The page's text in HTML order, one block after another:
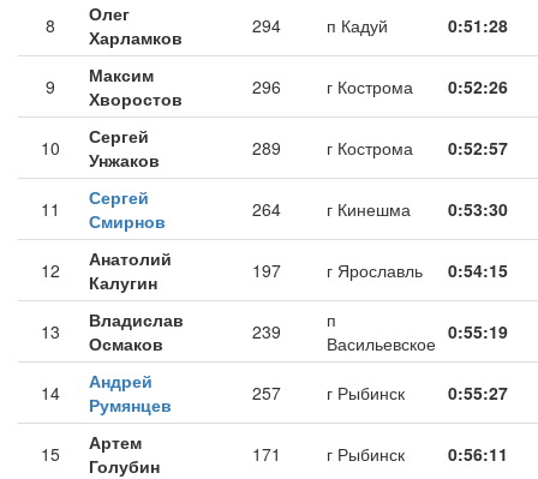
8
Олег
Харламков
294 п Кадуй 0:51:28
9
Максим
Хворостов
296 г Кострома 0:52:26
10
Сергей
Унжаков
289 г Кострома 0:52:57
11
Сергей
Смирнов
264 г Кинешма 0:53:30
12
Анатолий
Калугин
197 г Ярославль 0:54:15
13
Владислав
Осмаков
239
п
Васильевское 0:55:19
14
Андрей
Румянцев
257 г Рыбинск 0:55:27
15
Артем
Голубин
171 г Рыбинск 0:56:11